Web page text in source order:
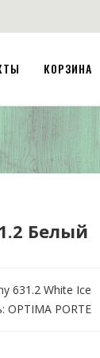
КОРЗИНА
Белый
631.2 White Ice
OPTIMA PORTE